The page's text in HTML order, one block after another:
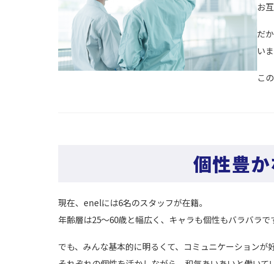
お
だ
いま
こ
個性豊
現在、enelには6名のスタッフが在籍。
年齢層は25～60歳と幅広く、キャラも個性もバラバラで
でも、みんな基本的に明るくて、コミュニケーションが好